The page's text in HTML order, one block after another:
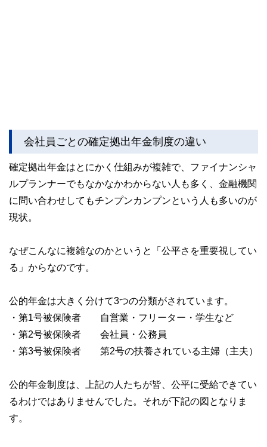
会社員ごとの確定拠出年金制度の違い
確定拠出年金はとにかく仕組みが複雑で、ファイナンシャ
ルプランナーでもなかなかわからない人も多く、金融機関
に問い合わせしてもチンプンカンプンという人も多いのが
現状。
なぜこんなに複雑なのかというと「公平さを重要視してい
る」からなのです。
公的年金は大きく分けて3つの分類がされています。
・第1号被保険者 自営業・フリーター・学生など
・第2号被保険者 会社員・公務員
・第3号被保険者 第2号の扶養されている主婦（主夫）
公的年金制度は、上記の人たちが皆、公平に受給できてい
るわけではありませんでした。それが下記の図となりま
す。